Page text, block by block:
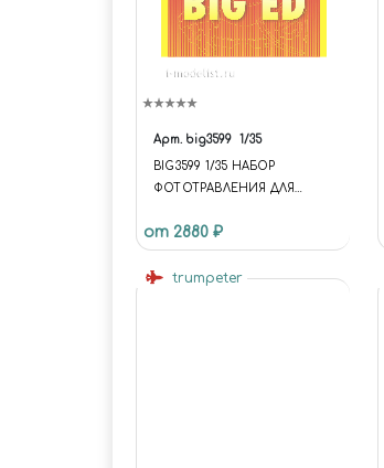
Арт. big3599 1/35
BIG3599 1/35 НАБОР
ФОТОТРАВЛЕНИЯ ДЛЯ
от 2880 ₽
trumpeter